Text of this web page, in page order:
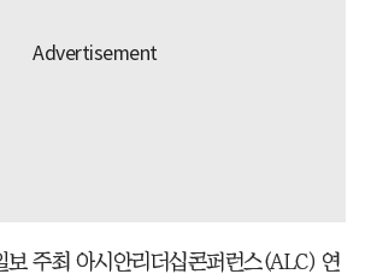
보 주최 아시안리더십콘퍼런스(ALC) 연